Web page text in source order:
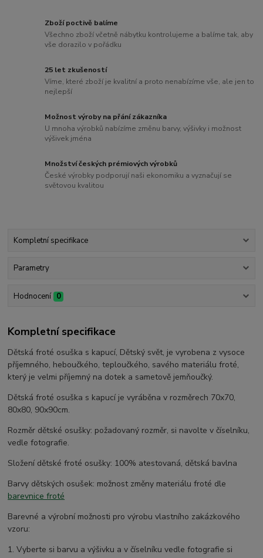
Zboží poctivě balíme
Všechno zboží včetně nábytku kontrolujeme a balíme tak, aby
vše dorazilo v pořádku
25 let zkušeností
Víme, které zboží je kvalitní a proto nenabízíme vše, ale jen to
nejlepší
Možnost výroby na přání zákazníka
U mnoha výrobků nabízíme změnu barvy, výšivky i možnost
výšivek jména
Množství českých prémiových výrobků
České výrobky podporují naši ekonomiku a vyznačují se
světovou kvalitou
Kompletní specifikace
Parametry
Hodnocení 0
Kompletní specifikace
Dětská froté osuška s kapucí, Dětský svět, je vyrobena z vysoce
příjemného, heboučkého, teploučkého, savého materiálu froté,
který je velmi příjemný na dotek a sametově jemňoučký.
Dětská froté osuška s kapucí je vyráběna v rozměrech 70x70,
80x80, 90x90cm.
Rozměr dětské osušky: požadovaný rozměr, si navolte v číselníku,
vedle fotografie.
Složení dětské froté osušky: 100% atestovaná, dětská bavlna
Barvy dětských osušek: možnost změny materiálu froté dle
barevnice froté
Barevné a výrobní možnosti pro výrobu vlastního zakázkového
vzoru:
1. Vyberte si barvu a výšivku a v číselníku vedle fotografie si